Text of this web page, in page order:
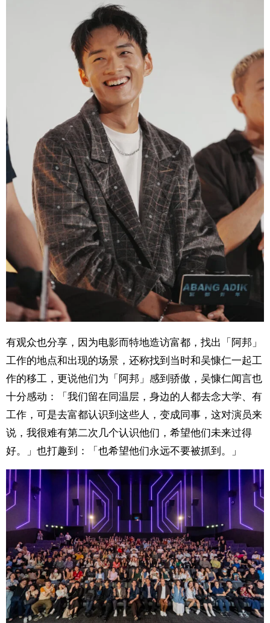
有观众也分享，因为电影而特地造访富都，找出「阿邦」
工作的地点和出现的场景，还称找到当时和吴慷仁一起工
作的移工，更说他们为「阿邦」感到骄傲，吴慷仁闻言也
十分感动：「我们留在同温层，身边的人都去念大学、有
工作，可是去富都认识到这些人，变成同事，这对演员来
说，我很难有第二次几个认识他们，希望他们未来过得
好。」也打趣到：「也希望他们永远不要被抓到。」